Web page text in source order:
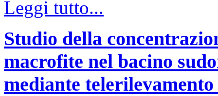
Leggi tutto...
Studio della
macrofite nel bacino
mediante